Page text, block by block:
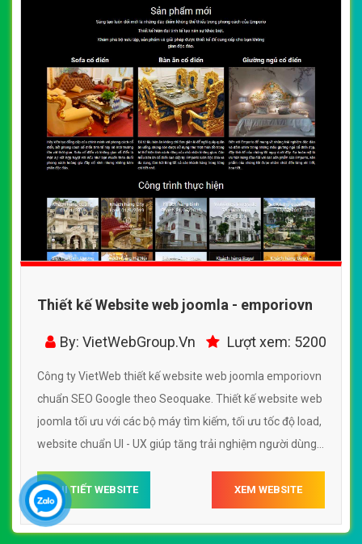
Thiết kế Website web joomla - emporiovn
By: VietWebGroup.Vn Lượt xem: 5200
Công ty VietWeb thiết kế website web joomla emporiovn
chuẩn SEO Google theo Seoquake. Thiết kế website web
joomla tối ưu với các bộ máy tìm kiếm, tối ưu tốc độ load,
website chuẩn UI - UX giúp tăng trải nghiệm người dùng
CHI TIẾT WEBSITE XEM WEBSITE